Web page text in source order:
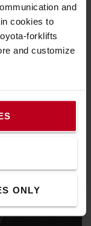
and
cookies to
forklifts
and customize
ONLY
donnent
et de